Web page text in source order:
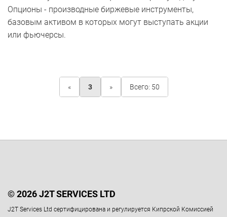
Опционы - производные биржевые инструменты,
базовым активом в которых могут выступать акции
или фьючерсы.
« 3 » Всего: 50
© 2026 J2T SERVICES LTD
J2T Services Ltd сертифицирована и регулируется Кипрской Комиссией